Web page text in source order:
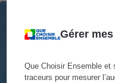
Gérer
Que Choisir Ensemble
traceurs pour mesurer